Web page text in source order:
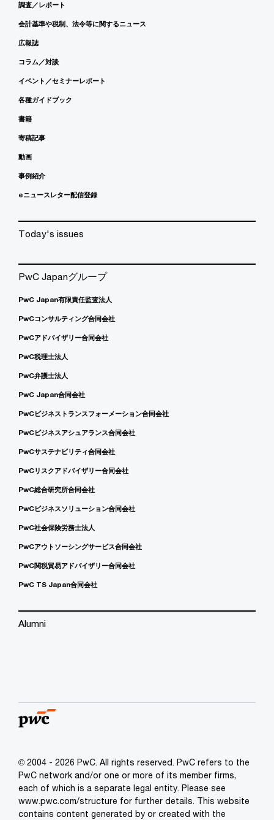
調査／レポート
会計基準や税制、法令等に関するニュース
広報誌
コラム／対談
イベント／セミナーレポート
各種ガイドブック
書籍
寄稿記事
動画
事例紹介
eニュースレター配信登録
Today's issues
PwC Japanグループ
PwC Japan有限責任監査法人
PwCコンサルティング合同会社
PwCアドバイザリー合同会社
PwC税理士法人
PwC弁護士法人
PwC Japan合同会社
PwCビジネストランスフォーメーション合同会社
PwCビジネスアシュアランス合同会社
PwCサステナビリティ合同会社
PwCリスクアドバイザリー合同会社
PwC総合研究所合同会社
PwCビジネスソリューション合同会社
PwC社会保険労務士法人
PwCアウトソーシングサービス合同会社
PwC関税貿易アドバイザリー合同会社
PwC TS Japan合同会社
Alumni
© 2004 - 2026 PwC. All rights reserved. PwC refers to the
PwC network and/or one or more of its member firms,
each of which is a separate legal entity. Please see
www.pwc.com/structure for further details. This website
contains content generated by or created with the